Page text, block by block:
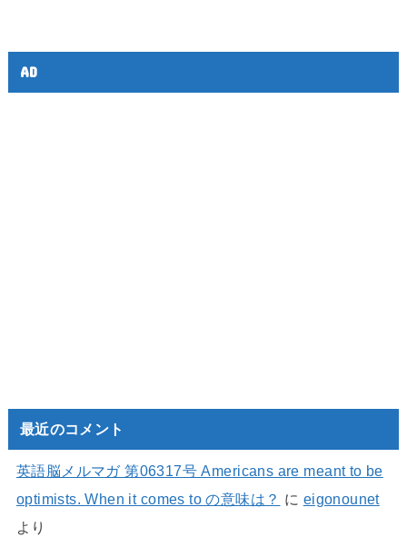
AD
最近のコメント
英語脳メルマガ 第06317号 Americans are meant to be
optimists. When it comes to の意味は？ に eigonounet
より